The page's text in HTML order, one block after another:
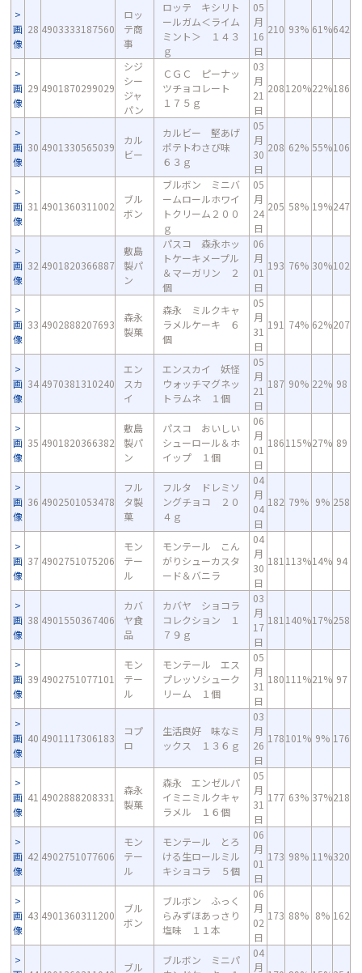
画
像
28 4903333187560
ロッ
テ商
事
ロッテ キシリト
ールガム＜ライム
ミント＞ １４３
ｇ
05
月
16
日
210 93% 61%642
画
像
29 4901870299029
シジ
シー
ジャ
パン
ＣＧＣ ピーナッ
ツチョコレート
１７５ｇ
03
月
21
日
208120%22%186
画
像
30 4901330565039
カル
ビー
カルビー 堅あげ
ポテトわさび味
６３ｇ
05
月
30
日
208 62% 55%106
画
像
31 4901360311002
ブル
ボン
ブルボン ミニバ
ームロールホワイ
トクリーム２００
ｇ
05
月
24
日
205 58% 19%247
画
像
32 4901820366887
敷島
製パ
ン
パスコ 森永ホッ
トケーキメープル
＆マーガリン ２
個
06
月
01
日
193 76% 30%102
画
像
33 4902888207693
森永
製菓
森永 ミルクキャ
ラメルケーキ ６
個
05
月
31
日
191 74% 62%207
画
像
34 4970381310240
エン
スカ
イ
エンスカイ 妖怪
ウォッチマグネッ
トラムネ １個
05
月
21
日
187 90% 22% 98
画
像
35 4901820366382
敷島
製パ
ン
パスコ おいしい
シューロール＆ホ
イップ １個
06
月
01
日
186115%27% 89
画
像
36 4902501053478
フル
タ製
菓
フルタ ドレミソ
ングチョコ ２０
４ｇ
04
月
04
日
182 79% 9% 258
画
像
37 4902751075206
モン
テー
ル
モンテール こん
がりシューカスタ
ード＆バニラ
04
月
30
日
181 113%14% 94
画
像
38 4901550367406
カバ
ヤ食
品
カバヤ ショコラ
コレクション １
７９ｇ
03
月
17
日
181 140%17%258
画
像
39 4902751077101
モン
テー
ル
モンテール エス
プレッソシューク
リーム １個
05
月
31
日
180111%21% 97
画
像
40 4901117306183
コプ
ロ
生活良好 味なミ
ックス １３６ｇ
03
月
26
日
178101% 9% 176
画
像
41 4902888208331
森永
製菓
森永 エンゼルパ
イミニミルクキャ
ラメル １６個
05
月
31
日
177 63% 37%218
画
像
42 4902751077606
モン
テー
ル
モンテール とろ
ける生ロールミル
キショコラ ５個
06
月
01
日
173 98% 11%320
画
像
43 4901360311200
ブル
ボン
ブルボン ふっく
らみずほあっさり
塩味 １１本
06
月
02
日
173 88% 8% 162
ブル
ブルボン ミニパ
04
月